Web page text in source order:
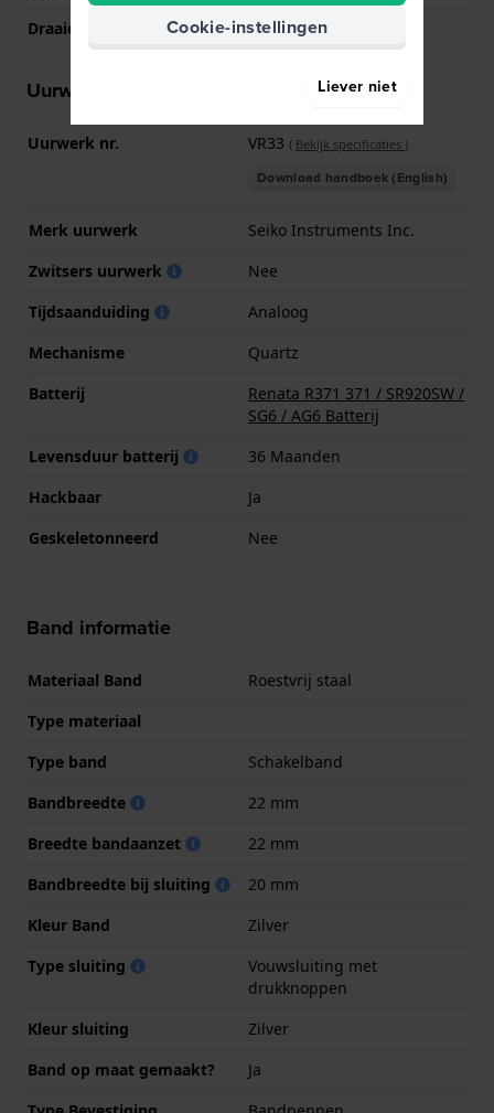
Draaiende ring
Geen - Vast
Uurwerk informatie
Uurwerk nr. VR33 ( Bekijk specificaties )
Download handboek (English)
Merk uurwerk
Seiko Instruments Inc.
Zwitsers uurwerk
Nee
Tijdsaanduiding
Analoog
Mechanisme
Quartz
Batterij
Renata R371 371 / SR920SW /
SG6 / AG6 Batterij
Levensduur batterij
36 Maanden
Hackbaar
Ja
Geskeletonneerd
Nee
Band informatie
Materiaal Band
Roestvrij staal
Type materiaal
Type band
Schakelband
Bandbreedte
22 mm
Breedte bandaanzet
22 mm
Bandbreedte bij sluiting
20 mm
Kleur Band
Zilver
Type sluiting
Vouwsluiting met
drukknoppen
Kleur sluiting
Zilver
Band op maat gemaakt?
Ja
Cookie-instellingen
Liever niet